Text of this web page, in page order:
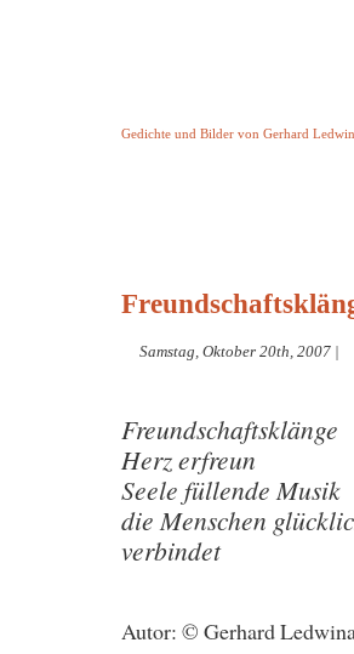
Gedichte und Bilder von Gerhard
Samstag, Oktober 20th, 2007 |
Freundschaftsklänge
Herz erfreun
Seele füllende Musik
die Menschen
verbindet
Autor: © Gerhard